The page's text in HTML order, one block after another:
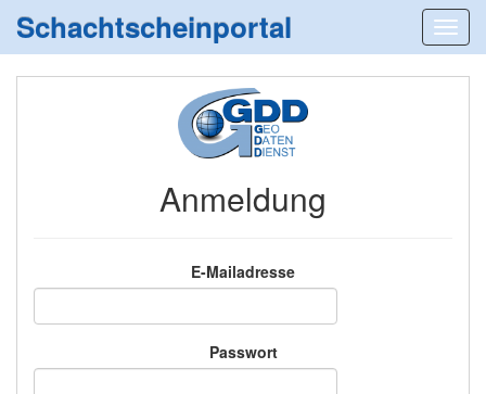
Schachtscheinportal
Anmeldung
E-Mailadresse
Passwort